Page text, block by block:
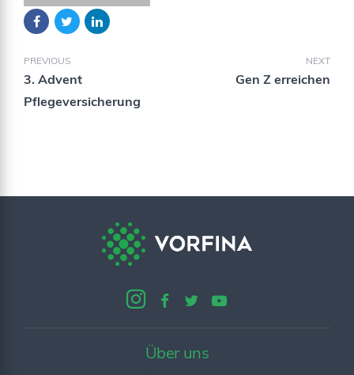
PREVIOUS
3. Advent
Pflegeversicherung
NEXT
Gen Z erreichen
Über uns